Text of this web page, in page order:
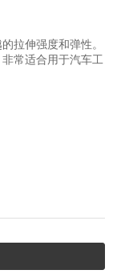
拉伸强度和弹性。
常适合用于汽车工